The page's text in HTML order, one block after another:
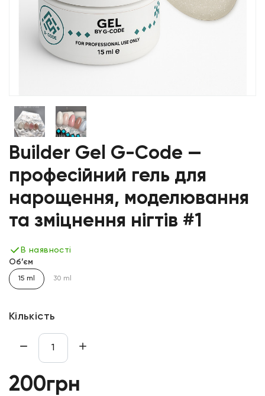
Builder Gel G-Code —
професійний гель для
нарощення, моделювання
та зміцнення нігтів #1
В наявності
Об’єм
15 ml 30 ml
Кількість
200грн